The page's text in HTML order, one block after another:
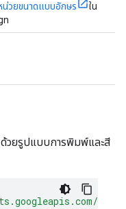
น่วยขนาดแบบอักษร
ใน
วยรูปแบบการพิมพ์และสี